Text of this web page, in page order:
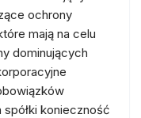
ochrony
mają na celu
dominujących
spółki konieczność